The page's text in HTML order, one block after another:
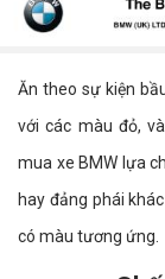
Ăn theo sự kiện
với các màu đỏ,
mua xe BMW lựa
hay đảng phái
có màu tương ứng.